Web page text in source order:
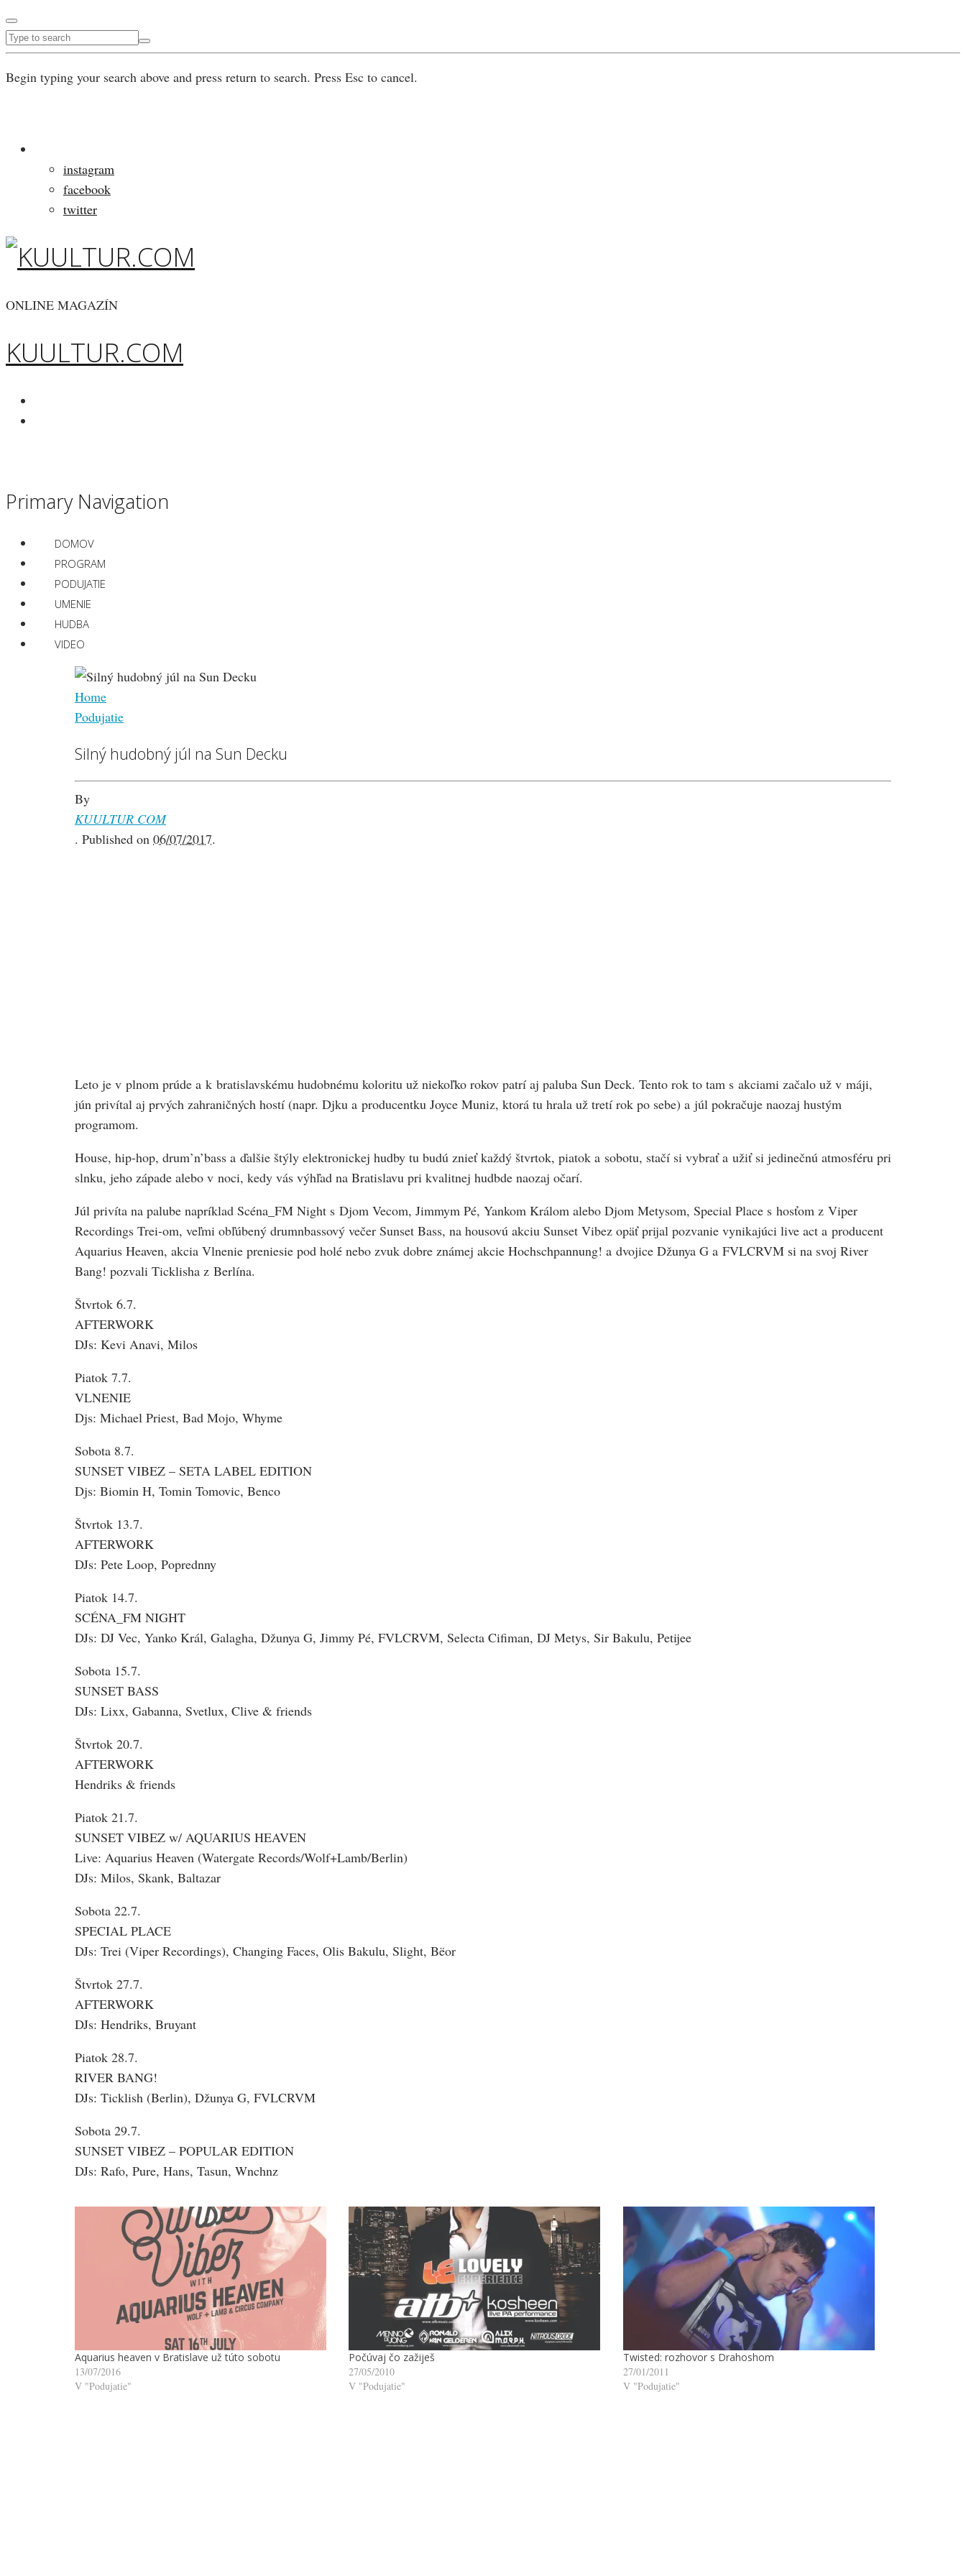
Begin typing your search above and press return to search. Press Esc to cancel.
instagram
facebook
twitter
ONLINE MAGAZÍN
KUULTUR.COM
Primary Navigation
DOMOV
PROGRAM
PODUJATIE
UMENIE
HUDBA
VIDEO
Home
Podujatie
Silný hudobný júl na Sun Decku
By
KUULTUR COM
. Published on 06/07/2017.
Leto je v plnom prúde a k bratislavskému hudobnému koloritu už niekoľko rokov patrí aj paluba Sun Deck. Tento rok to tam s akciami začalo už v máji,
jún privítal aj prvých zahraničných hostí (napr. Djku a producentku Joyce Muniz, ktorá tu hrala už tretí rok po sebe) a júl pokračuje naozaj hustým
programom.
House, hip-hop, drum’n’bass a ďalšie štýly elektronickej hudby tu budú znieť každý štvrtok, piatok a sobotu, stačí si vybrať a užiť si jedinečnú atmosféru pri
slnku, jeho západe alebo v noci, kedy vás výhľad na Bratislavu pri kvalitnej hudbde naozaj očarí.
Júl privíta na palube napríklad Scéna_FM Night s Djom Vecom, Jimmym Pé, Yankom Králom alebo Djom Metysom, Special Place s hosťom z Viper
Recordings Trei-om, veľmi obľúbený drumnbassový večer Sunset Bass, na housovú akciu Sunset Vibez opäť prijal pozvanie vynikajúci live act a producent
Aquarius Heaven, akcia Vlnenie preniesie pod holé nebo zvuk dobre známej akcie Hochschpannung! a dvojice Džunya G a FVLCRVM si na svoj River
Bang! pozvali Ticklisha z Berlína.
Štvrtok 6.7.
AFTERWORK
DJs: Kevi Anavi, Milos
Piatok 7.7.
VLNENIE
Djs: Michael Priest, Bad Mojo, Whyme
Sobota 8.7.
SUNSET VIBEZ – SETA LABEL EDITION
Djs: Biomin H, Tomin Tomovic, Benco
Štvrtok 13.7.
AFTERWORK
DJs: Pete Loop, Poprednny
Piatok 14.7.
SCÉNA_FM NIGHT
DJs: DJ Vec, Yanko Král, Galagha, Džunya G, Jimmy Pé, FVLCRVM, Selecta Cifiman, DJ Metys, Sir Bakulu, Petijee
Sobota 15.7.
SUNSET BASS
DJs: Lixx, Gabanna, Svetlux, Clive & friends
Štvrtok 20.7.
AFTERWORK
Hendriks & friends
Piatok 21.7.
SUNSET VIBEZ w/ AQUARIUS HEAVEN
Live: Aquarius Heaven (Watergate Records/Wolf+Lamb/Berlin)
DJs: Milos, Skank, Baltazar
Sobota 22.7.
SPECIAL PLACE
DJs: Trei (Viper Recordings), Changing Faces, Olis Bakulu, Slight, Bëor
Štvrtok 27.7.
AFTERWORK
DJs: Hendriks, Bruyant
Piatok 28.7.
RIVER BANG!
DJs: Ticklish (Berlin), Džunya G, FVLCRVM
Sobota 29.7.
SUNSET VIBEZ – POPULAR EDITION
DJs: Rafo, Pure, Hans, Tasun, Wnchnz
Aquarius heaven v Bratislave už túto sobotu
13/07/2016
V "Podujatie"
Počúvaj čo zažiješ
27/05/2010
V "Podujatie"
Twisted: rozhovor s Drahoshom
27/01/2011
V "Podujatie"